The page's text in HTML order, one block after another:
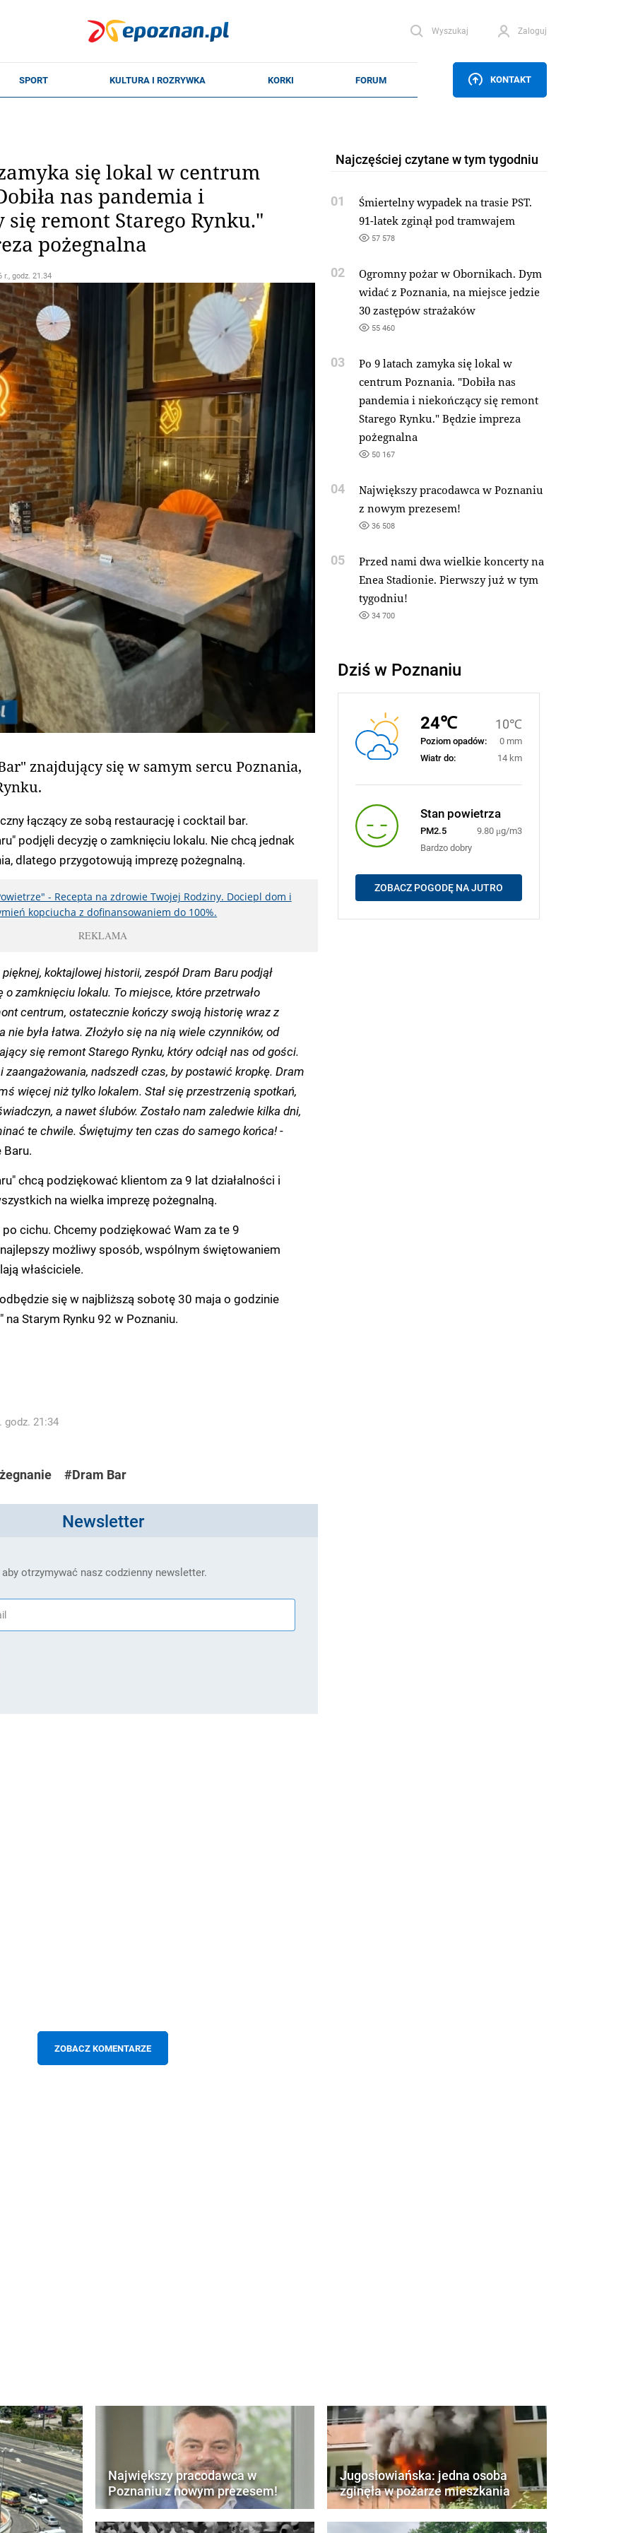
Wyszukaj Zaloguj
KONTAKT
się lokal w centrum
nas pandemia i
się remont Starego Rynku."
pożegnalna
r., godz. 21.34
znajdujący się w samym sercu Poznania,
łączący ze sobą restaurację i cocktail bar.
podjęli decyzję o zamknięciu lokalu. Nie chcą jednak
dlatego przygotowują imprezę pożegnalną.
- Recepta na zdrowie Twojej Rodziny. Dociepl dom i
kopciucha z dofinansowaniem do 100%.
REKLAMA
koktajlowej historii, zespół Dram Baru podjął
zamknięciu lokalu. To miejsce, które przetrwało
centrum, ostatecznie kończy swoją historię wraz z
nie była łatwa. Złożyło się na nią wiele czynników, od
się remont Starego Rynku, który odciął nas od gości.
nadszedł czas, by postawić kropkę. Dram
więcej niż tylko lokalem. Stał się przestrzenią spotkań,
a nawet ślubów. Zostało nam zaledwie kilka dni,
te chwile. Świętujmy ten czas do samego końca!-
Baru.
chcą podziękować klientom za 9 lat działalności i
na wielka imprezę pożegnalną.
cichu. Chcemy podziękować Wam za te 9
możliwy sposób, wspólnym świętowaniem
właściciele.
się w najbliższą sobotę 30 maja o godzinie
na Starym Rynku 92 w Poznaniu.
godz. 21:34
#Dram Bar
Newsletter
otrzymywać nasz codzienny newsletter.
ZOBACZ KOMENTARZE
Najczęściej czytane w tym tygodniu
01
Śmiertelny wypadek na trasie PST.
91-latek zginął pod tramwajem
57 578
02
Ogromny pożar w Obornikach. Dym
widać z Poznania, na miejsce jedzie
30 zastępów strażaków
55 460
03
Po 9 latach zamyka się lokal w
centrum Poznania. "Dobiła nas
pandemia i niekończący się remont
Starego Rynku." Będzie impreza
pożegnalna
50 167
04
Największy pracodawca w Poznaniu
z nowym prezesem!
36 508
05
Przed nami dwa wielkie koncerty na
Enea Stadionie. Pierwszy już w tym
tygodniu!
34 700
Dziś w Poznaniu
24℃ 10℃
Poziom opadów:
0 mm
Wiatr do:
14 km
Stan powietrza
PM2.5
9.80 μg/m3
Bardzo dobry
ZOBACZ POGODĘ NA JUTRO
Największy pracodawca w
Poznaniu z nowym prezesem!
Jugosłowiańska: jedna osoba
zginęła w pożarze mieszkania